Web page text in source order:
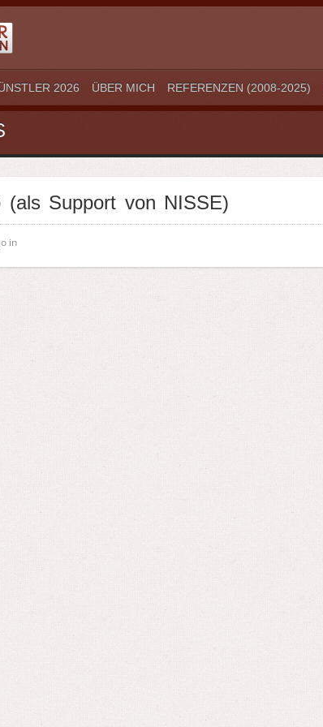
2026 ÜBER MICH REFERENZEN (2008-2025)
(als Support von NISSE)
in